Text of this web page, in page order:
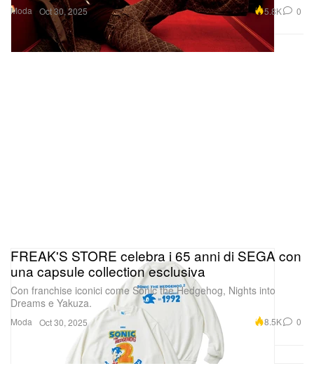
Moda Oct 30, 2025 5.8K 0
Moda
FREAK'S STORE celebra i 65 anni di SEGA con
una capsule collection esclusiva
Con franchise iconici come Sonic the Hedgehog, Nights into
Dreams e Yakuza.
Oct 30, 2025 8.5K 0